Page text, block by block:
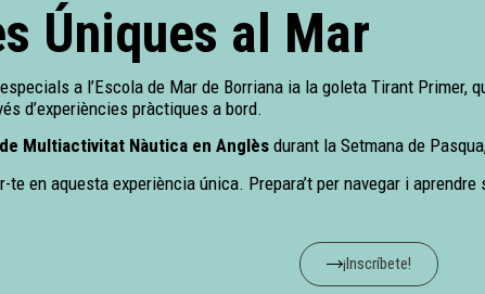
Úniques al Mar
a l’Escola de Mar de Borriana ia la goleta Tirant Primer,
d’experiències pràctiques a bord.
Multiactivitat Nàutica en Anglès durant la Setmana de
en aquesta experiència única. Prepara’t per navegar i aprendre
¡Inscríbete!